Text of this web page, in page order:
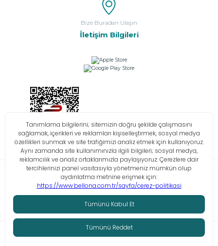
Bize Buradan Ulaşın
İletişim Bilgileri
Bilgi Toplumu Hizmetleri KVKK Çerez Politikası İşlem Rehberi
© Tüm hakları saklıdır. Bellona 2026